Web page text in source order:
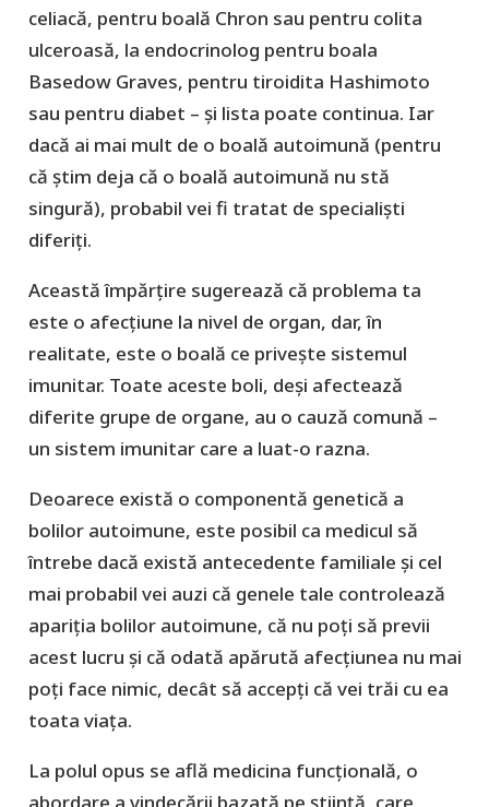
celiacă, pentru boală Chron sau pentru colita
ulceroasă, la endocrinolog pentru boala
Basedow Graves, pentru tiroidita Hashimoto
sau pentru diabet – și lista poate continua. Iar
dacă ai mai mult de o boală autoimună (pentru
că știm deja că o boală autoimună nu stă
singură), probabil vei fi tratat de specialiști
diferiți.
Această împărțire sugerează că problema ta
este o afecțiune la nivel de organ, dar, în
realitate, este o boală ce privește sistemul
imunitar. Toate aceste boli, deși afectează
diferite grupe de organe, au o cauză comună –
un sistem imunitar care a luat-o razna.
Deoarece există o componentă genetică a
bolilor autoimune, este posibil ca medicul să
întrebe dacă există antecedente familiale și cel
mai probabil vei auzi că genele tale controlează
apariția bolilor autoimune, că nu poți să previi
acest lucru și că odată apărută afecțiunea nu mai
poți face nimic, decât să accepți că vei trăi cu ea
toata viața.
La polul opus se află medicina funcțională, o
abordare a vindecării bazată pe știință, care